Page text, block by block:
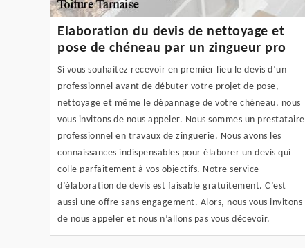
Elaboration du devis de nettoyage et
pose de chéneau par un zingueur pro
Si vous souhaitez recevoir en premier lieu le devis d’un
professionnel avant de débuter votre projet de pose,
nettoyage et même le dépannage de votre chéneau, nous
vous invitons de nous appeler. Nous sommes un prestataire
professionnel en travaux de zinguerie. Nous avons les
connaissances indispensables pour élaborer un devis qui
colle parfaitement à vos objectifs. Notre service
d’élaboration de devis est faisable gratuitement. C’est
aussi une offre sans engagement. Alors, nous vous invitons
de nous appeler et nous n’allons pas vous décevoir.